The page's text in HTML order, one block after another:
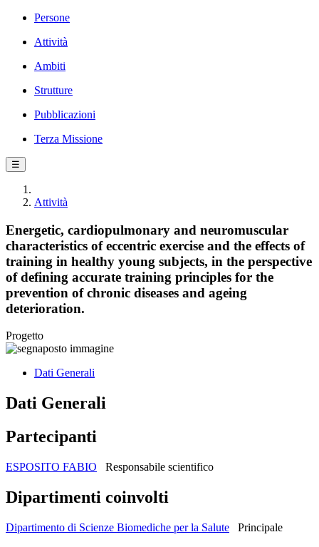
Persone
Attività
Ambiti
Strutture
Pubblicazioni
Terza Missione
☰
Attività
Energetic, cardiopulmonary and neuromuscular
characteristics of eccentric exercise and the effects of
training in healthy young subjects, in the perspective
of defining accurate training principles for the
prevention of chronic diseases and ageing
deterioration.
Progetto
Dati Generali
Dati Generali
Partecipanti
ESPOSITO FABIO Responsabile scientifico
Dipartimenti coinvolti
Dipartimento di Scienze Biomediche per la Salute Principale